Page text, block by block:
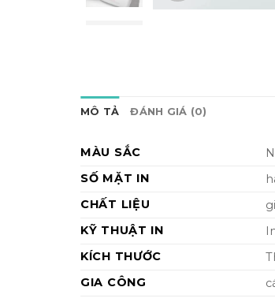
MÔ TẢ ĐÁNH GIÁ (0)
MÀU SẮC
SỐ MẶT IN
CHẤT LIỆU
KỸ THUẬT IN
KÍCH THƯỚC
GIA CÔNG